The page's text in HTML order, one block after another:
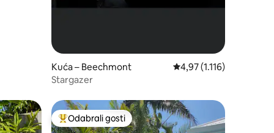
Kuća – Beechmont Prosječna ocjena: 4,97/
4,97 (1.116)
Stargazer
„Odabrali gosti”Među najviše rangiranima s oznakom „Odabrali gosti”
Odabrali gosti